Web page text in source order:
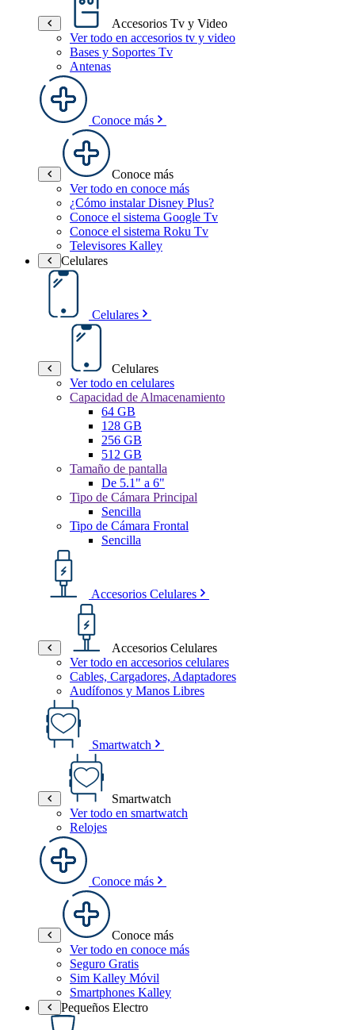
Accesorios Tv y Video
Ver todo en accesorios tv y video
Bases y Soportes Tv
Antenas
Conoce más
Conoce más
Ver todo en conoce más
¿Cómo instalar Disney Plus?
Conoce el sistema Google Tv
Conoce el sistema Roku Tv
Televisores Kalley
Celulares
Celulares
Celulares
Ver todo en celulares
Capacidad de Almacenamiento
64 GB
128 GB
256 GB
512 GB
Tamaño de pantalla
De 5.1" a 6"
Tipo de Cámara Principal
Sencilla
Tipo de Cámara Frontal
Sencilla
Accesorios Celulares
Accesorios Celulares
Ver todo en accesorios celulares
Cables, Cargadores, Adaptadores
Audífonos y Manos Libres
Smartwatch
Smartwatch
Ver todo en smartwatch
Relojes
Conoce más
Conoce más
Ver todo en conoce más
Seguro Gratis
Sim Kalley Móvil
Smartphones Kalley
Pequeños Electro